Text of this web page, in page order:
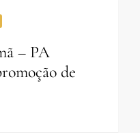
– PA
de